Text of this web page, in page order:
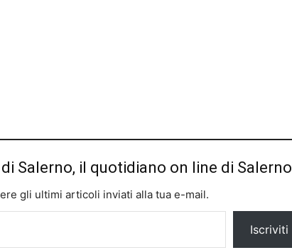
Salerno, il quotidiano on line di Salerno
gli ultimi articoli inviati alla tua e-mail.
Iscriviti